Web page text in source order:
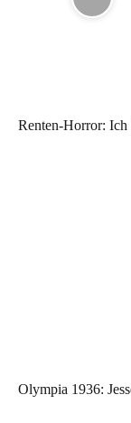
Renten-Horror: Ich
Olympia 1936: